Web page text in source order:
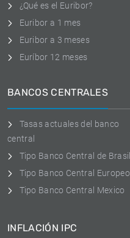
¿Qué es el Euribor?
Euribor a 1 mes
Euribor a 3 meses
Euríbor 12 meses
BANCOS CENTRALES
Tasas actuales del banco
central
Tipo Banco Central de Brasil
Tipo Banco Central Europeo
Tipo Banco Central Mexico
INFLACIÓN IPC